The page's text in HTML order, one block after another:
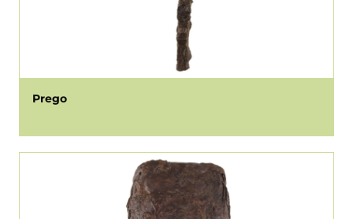
Prego